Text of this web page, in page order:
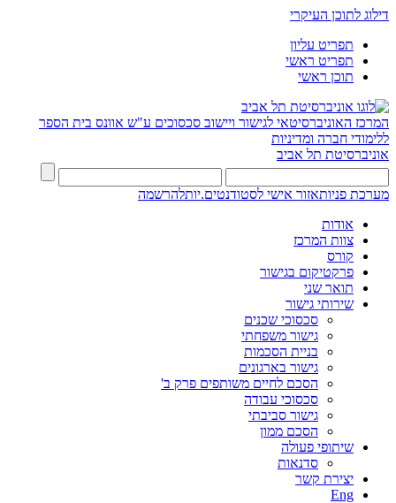
דילוג לתוכן העיקרי
תפריט עליון
תפריט ראשי
תוכן ראשי
המרכז האוניברסיטאי לגישור ויישוב סכסוכים ע"ש אוונס בית הספר
ללימודי חברה ומדיניות
אוניברסיטת תל אביב
מערכת פניותאזור אישי לסטודנטים.יותלהרשמה
אודות
צוות המרכז
קורס
פרקטיקום בגישור
תואר שני
שירותי גישור
סכסוכי שכנים
גישור משפחתי
בניית הסכמות
גישור בארגונים
הסכם לחיים משותפים פרק ב'
סכסוכי עבודה
גישור סביבתי
הסכם ממון
שיתופי פעולה
סדנאות
יצירת קשר
Eng